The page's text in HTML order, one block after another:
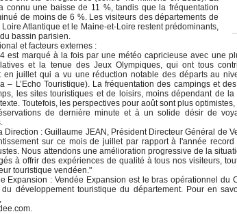
connu une baisse de 11 %, tandis que la fréquentation
de moins de 6 %. Les visiteurs des départements de
Atlantique et le Maine-et-Loire restent prédominants,
bassin parisien.
et facteurs externes :
est marqué à la fois par une météo capricieuse avec une
et la tenue des Jeux Olympiques, qui ont tous
en juillet qui a vu une réduction notable des départs au
– L’Echo Touristique). La fréquentation des campings et
les sites touristiques et de loisirs, moins dépendant de
Toutefois, les perspectives pour août sont plus
de dernière minute et à un solide désir de
Direction : Guillaume JEAN, Président Directeur Général de
sur ce mois de juillet par rapport à l'année
Nous attendons une amélioration progressive de la
à offrir des expériences de qualité à tous nos visiteurs,
touristique vendéen."
Expansion : Vendée Expansion est le bras opérationnel du
développement touristique du département. Pour en